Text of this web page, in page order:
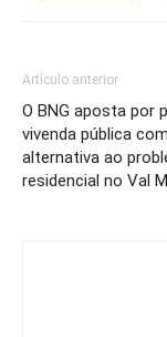
Artículo anterior
O BNG aposta por
vivenda pública
alternativa ao
residencial no Val